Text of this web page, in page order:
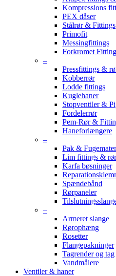
Kompressions
PEX dåser
Stålrør & Fittings
Primofit
Messingfittings
Forkromet
–
Pressfittings &
Kobberrør
Lodde fittings
Kuglehaner
Stopventiler &
Fordelerrør
Pem-Rør &
Haneforlængere
–
Pak &
Lim fittings & rør
Karfa bøsninger
Spændebånd
Rørpaneler
–
Armeret slange
Rørophæng
Rosetter
Flangepakninger
Tagrender og tag
Vandmålere
Ventiler & haner